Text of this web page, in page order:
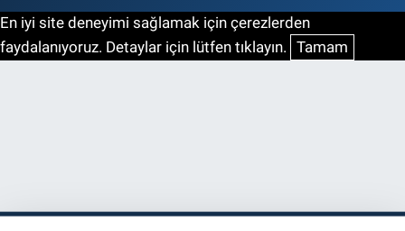
En iyi site deneyimi sağlamak için çerezlerden
faydalanıyoruz. Detaylar için lütfen tıklayın. Tamam